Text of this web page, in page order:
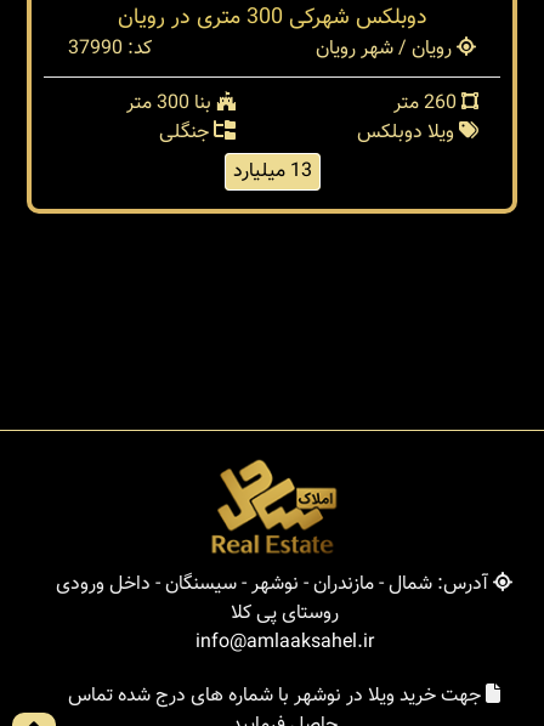
دوبلکس شهرکی 300 متری در رویان
رویان / شهر رویان
کد: 37990
بنا 300 متر
ویلا دوبلکس
جنگلی
13 میلیارد
آدرس: شمال - مازندران - نوشهر - سیسنگان - داخل ورودی
روستای پی کلا
info@amlaaksahel.ir
جهت خرید ویلا در نوشهر با شماره های درج شده تماس